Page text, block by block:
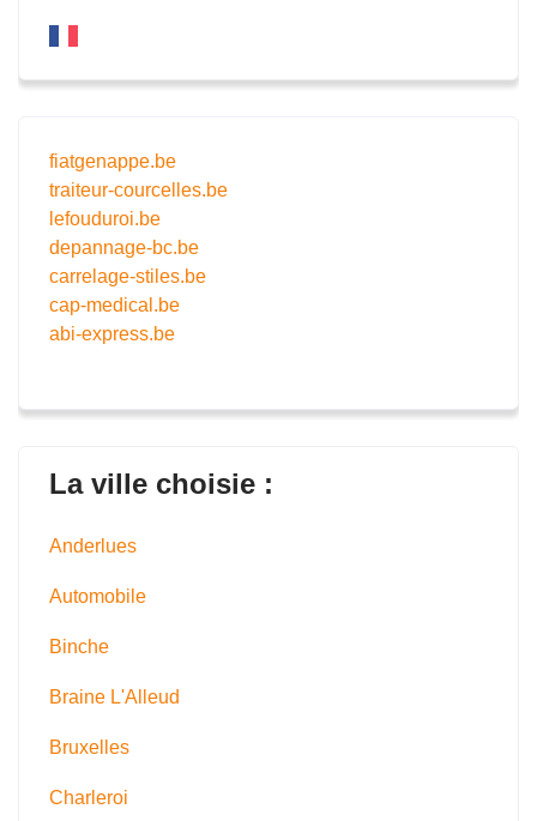
fiatgenappe.be
traiteur-courcelles.be
lefouduroi.be
depannage-bc.be
carrelage-stiles.be
cap-medical.be
abi-express.be
La ville choisie :
Anderlues
Automobile
Binche
Braine L'Alleud
Bruxelles
Charleroi